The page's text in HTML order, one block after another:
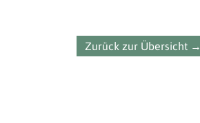
Zurück zur Übersicht →